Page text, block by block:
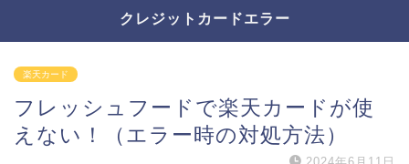
クレジットカードエラー
楽天カード
フレッシュフードで楽天カードが使
えない！（エラー時の対処方法）